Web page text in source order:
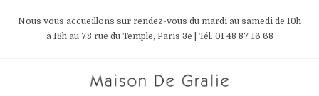
Nous vous accueillons sur rendez-vous du mardi au samedi de 10h
à 18h au 78 rue du Temple, Paris 3e | Tél. 01 48 87 16 68